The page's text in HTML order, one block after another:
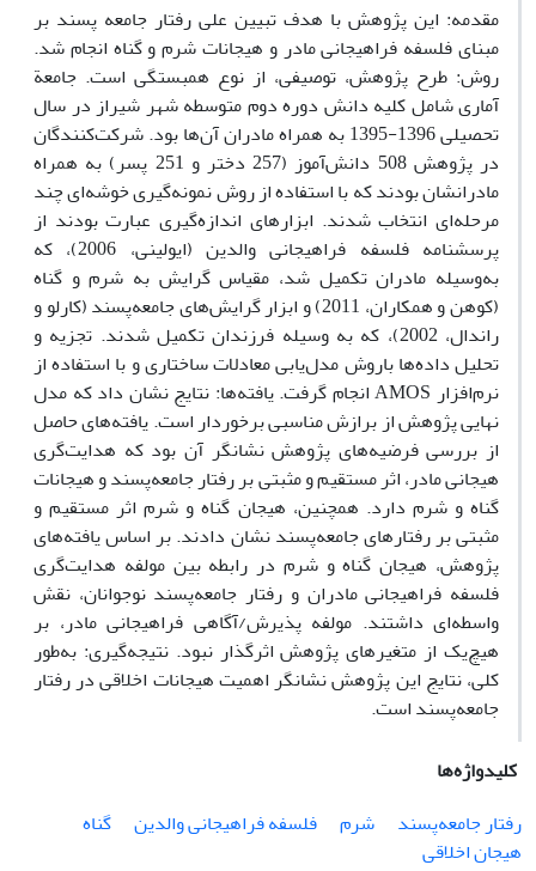
مقدمه: این پژوهش با هدف تبیین علی رفتار جامعه پسند بر
مبنای فلسفه فراهیجانی مادر و هیجانات شرم و گناه انجام شد.
روش: طرح پژوهش، توصیفی، از نوع همبستگی است. جامعة
آماری شامل کلیه دانش‌ دوره دوم متوسطه شهر شیراز در سال
تحصیلی 1396-1395 به همراه مادران آن‌ها بود. شرکت‌کنندگان
در پژوهش 508 دانش‌آموز (257 دختر و 251 پسر) به همراه
مادرانشان بودند که با استفاده از روش نمونه‌گیری خوشه‌ای چند
مرحله‌ای انتخاب شدند. ابزارهای اندازه‌گیری عبارت بودند از
پرسشنامه فلسفه فراهیجانی والدین (ایولینی،‌ 2006)، که
به‌وسیله مادران تکمیل شد، مقیاس گرایش به شرم و گناه
(کوهن و همکاران، 2011) و ابزار گرایش‌های جامعه‌پسند (کارلو و
راندال، 2002)، که به وسیله فرزندان تکمیل شدند. تجزیه و
تحلیل داده‌ها باروش مدل‌یابی معادلات ساختاری و با استفاده از
نرم‌افزار AMOS انجام گرفت. یافته‌ها: نتایج نشان داد که مدل
نهایی پژوهش از برازش مناسبی برخوردار است. یافته‌های حاصل
از بررسی فرضیه‌های پژوهش نشانگر آن بود که هدایت‌گری
هیجانی مادر، اثر مستقیم و مثبتی بر رفتار جامعه‌پسند و هیجانات
گناه و شرم دارد. همچنین، هیجان گناه و شرم اثر مستقیم و
مثبتی بر رفتارهای جامعه‌پسند نشان دادند. بر اساس یافته‌های
پژوهش، هیجان گناه و شرم در رابطه بین مولفه هدایت‌گری
فلسفه فراهیجانی مادران و رفتار جامعه‌پسند نوجوانان، نقش
واسطه‌ای داشتند. مولفه پذیرش/آگاهی فراهیجانی مادر، بر
هیچ‌یک از متغیرهای پژوهش اثرگذار نبود. نتیجه‌گیری: به‌طور
کلی، نتایج این پژوهش نشانگر اهمیت هیجانات اخلاقی در رفتار
جامعه‌پسند است.
کلیدواژه‌ها
رفتار جامعه‌پسند
شرم فلسفه فراهیجانی والدین
گناه
هیجان اخلاقی